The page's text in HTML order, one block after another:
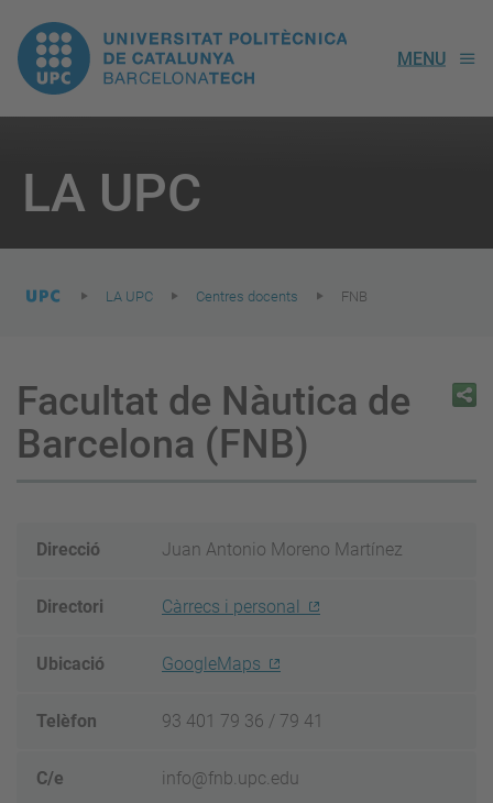
UPC.
Universitat
Politècnica
de
Catalunya
MENU
LA UPC
are
here:
LA UPC Centres docents FNB
Facultat de Nàutica de
Barcelona (FNB)
Direcció Juan Antonio Moreno Martínez
Directori Càrrecs i personal
Ubicació GoogleMaps
Telèfon 93 401 79 36 / 79 41
C/e info@fnb.upc.edu